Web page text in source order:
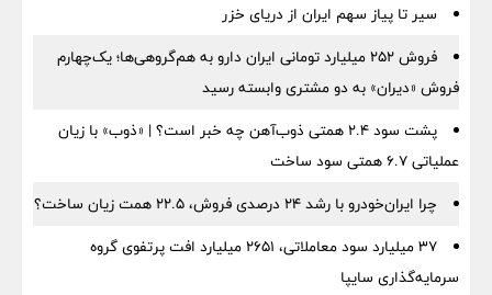
سیر تا پیاز سهم ایران از دریای خزر
فروش ۲۵۲ میلیارد تومانی ایران دارو به هم‌گروهی‌ها؛ یک‌چهارم
فروش «دیران» به دو مشتری وابسته رسید
پشت سود ۲.۴ همتی ذوب‌آهن چه خبر است؟ | «ذوب» با زیان
عملیاتی ۶.۷ همتی سود ساخت
چرا ایران‌خودرو با رشد ۲۴ درصدی فروش، ۲۲.۵ همت زیان ساخت؟
۳۷ میلیارد سود معاملاتی، ۲۶۵۱ میلیارد افت پرتفوی گروه
سرمایه‌گذاری سایپا